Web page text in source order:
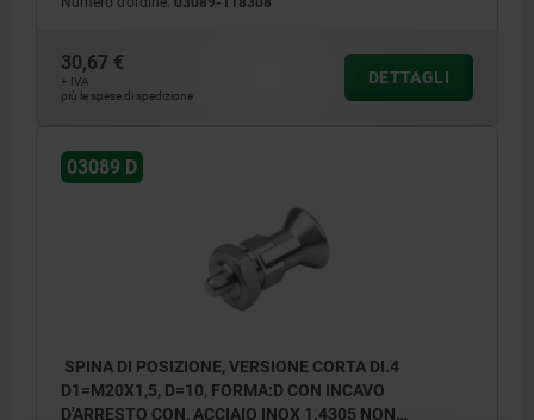
30,67 €
+ IVA
più le spese di spedizione
DETTAGLI
03089 D
SPINA DI POSIZIONE, VERSIONE CORTA DI.4
D1=M20X1,5, D=10, FORMA:D CON INCAVO
D'ARRESTO CON, ACCIAIO INOX 1.4305 NON